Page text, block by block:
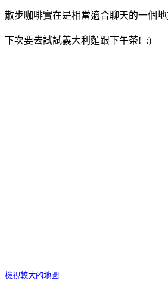
散步咖啡實在是相當適合聊天的一個
下次要去試試義大利麵跟下午茶! :)
檢視較大的地圖